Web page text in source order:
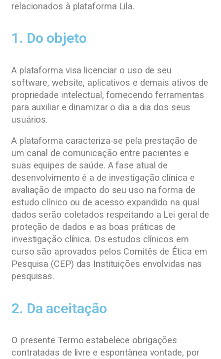
relacionados à plataforma Lila.
1. Do objeto
A plataforma visa licenciar o uso de seu
software, website, aplicativos e demais ativos de
propriedade intelectual, fornecendo ferramentas
para auxiliar e dinamizar o dia a dia dos seus
usuários.
A plataforma caracteriza-se pela prestação de
um canal de comunicação entre pacientes e
suas equipes de saúde. A fase atual de
desenvolvimento é a de investigação clínica e
avaliação de impacto do seu uso na forma de
estudo clínico ou de acesso expandido na qual
dados serão coletados respeitando a Lei geral de
proteção de dados e as boas práticas de
investigação clínica. Os estudos clínicos em
curso são aprovados pelos Comitês de Ética em
Pesquisa (CEP) das Instituições envolvidas nas
pesquisas.
2. Da aceitação
O presente Termo estabelece obrigações
contratadas de livre e espontânea vontade, por